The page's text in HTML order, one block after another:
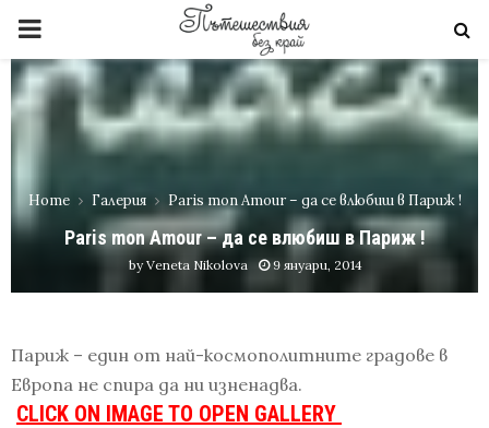
PRIMARY
MENU
Home Галерия Paris mon Amour – да се влюбиш в Париж !
Paris mon Amour – да се влюбиш в Париж !
byVeneta Nikolova 9 януари, 2014
Париж – един от най-космополитните градове в
Европа не спира да ни изненадва.
CLICK ON IMAGE TO OPEN GALLERY